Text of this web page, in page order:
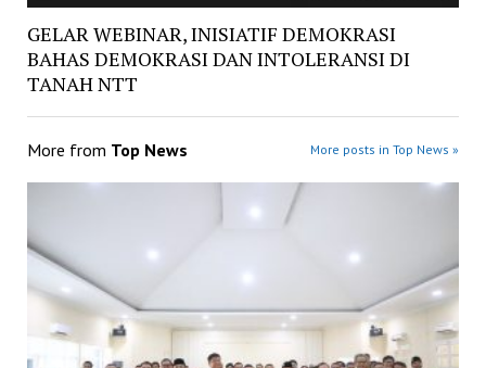
GELAR WEBINAR, INISIATIF DEMOKRASI
BAHAS DEMOKRASI DAN INTOLERANSI DI
TANAH NTT
More from Top News More posts in Top News »